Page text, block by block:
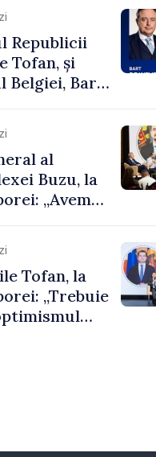
Republicii
Tofan, și
Bart
european
al
Buzu, la
„Avem
pentru a
mai
Tofan, la
„Trebuie